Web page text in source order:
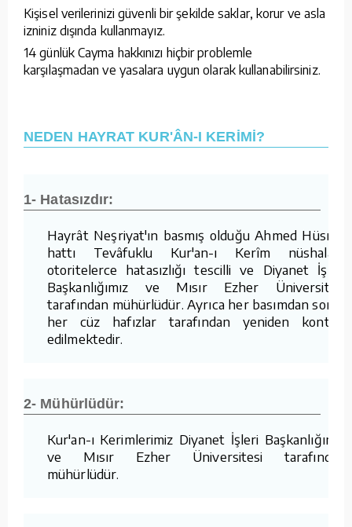
Kişisel verilerinizi güvenli bir şekilde saklar, korur ve asla
izniniz dışında kullanmayız.
14 günlük Cayma hakkınızı hiçbir problemle
karşılaşmadan ve yasalara uygun olarak kullanabilirsiniz.
NEDEN HAYRAT KUR'ÂN-I KERİMİ?
1- Hatasızdır:
Hayrât Neşriyat'ın basmış olduğu Ahmed Hüsrev
hattı Tevâfuklu Kur'an-ı Kerîm nüshaları,
otoritelerce hatasızlığı tescilli ve Diyanet İşleri
Başkanlığımız ve Mısır Ezher Üniversitesi
tarafından mühürlüdür. Ayrıca her basımdan sonra
her cüz hafızlar tarafından yeniden kontrol
edilmektedir.
2- Mühürlüdür:
Kur'an-ı Kerimlerimiz Diyanet İşleri Başkanlığımız
ve Mısır Ezher Üniversitesi tarafından
mühürlüdür.